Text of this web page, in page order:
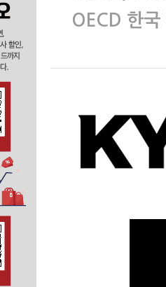
OECD 한국